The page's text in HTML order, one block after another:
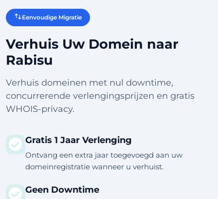
Eenvoudige Migratie
Verhuis Uw Domein naar
Rabisu
Verhuis domeinen met nul downtime,
concurrerende verlengingsprijzen en gratis
WHOIS-privacy.
Gratis 1 Jaar Verlenging
Ontvang een extra jaar toegevoegd aan uw
domeinregistratie wanneer u verhuist.
Geen Downtime